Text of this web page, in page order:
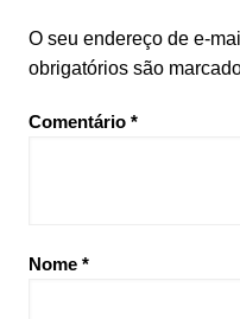
O seu endereço de e-
obrigatórios são
Comentário *
Nome *